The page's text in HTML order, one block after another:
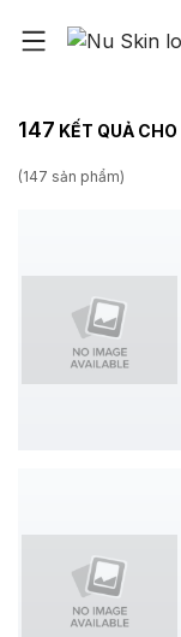
147 KẾT QUẢ CHO
(147 sản phẩm)